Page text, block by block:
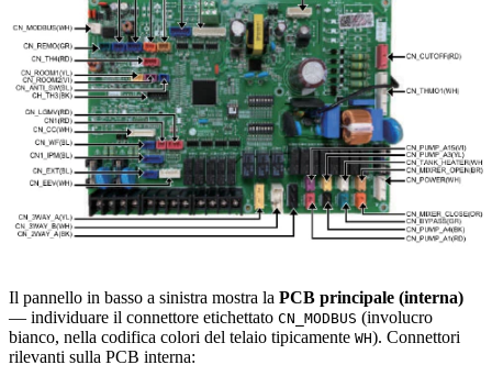
Il pannello in basso a sinistra mostra la PCB principale (interna)
— individuare il connettore etichettato CN_MODBUS (involucro
bianco, nella codifica colori del telaio tipicamente WH). Connettori
rilevanti sulla PCB interna: